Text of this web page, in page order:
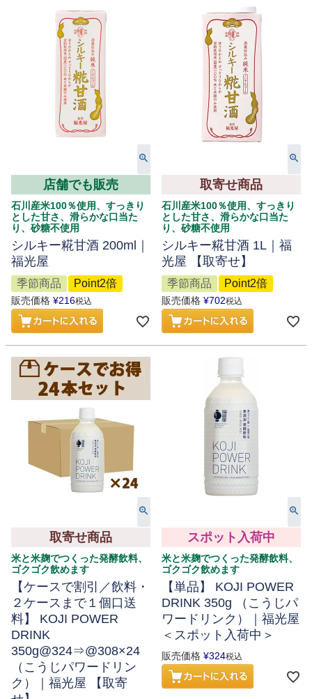
店舗でも販売
石川産米100％使用、すっきり
とした甘さ、滑らかな口当た
り、砂糖不使用
シルキー糀甘酒 200ml｜
福光屋
季節商品 Point2倍
販売価格 ¥216税込
取寄せ商品
石川産米100％使用、すっきり
とした甘さ、滑らかな口当た
り、砂糖不使用
シルキー糀甘酒 1L｜福
光屋 【取寄せ】
季節商品 Point2倍
販売価格 ¥702税込
取寄せ商品
米と米麹でつくった発酵飲料、
ゴクゴク飲めます
【ケースで割引／飲料・
２ケースまで１個口送
料】 KOJI POWER
DRINK
350g@324⇒@308×24
（こうじパワードリン
ク）｜福光屋 【取寄
スポット入荷中
米と米麹でつくった発酵飲料、
ゴクゴク飲めます
【単品】 KOJI POWER
DRINK 350g （こうじパ
ワードリンク）｜福光屋
＜スポット入荷中＞
販売価格 ¥324税込